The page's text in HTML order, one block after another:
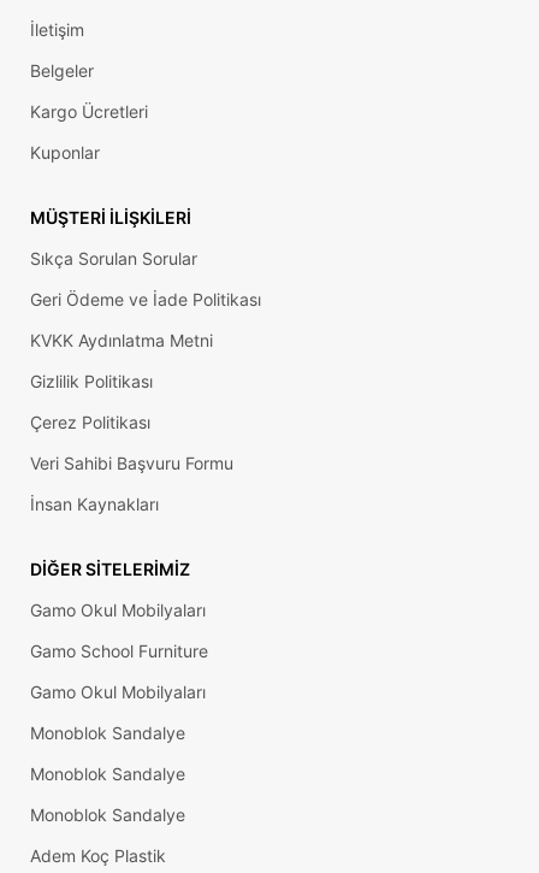
İletişim
Belgeler
Kargo Ücretleri
Kuponlar
MÜŞTERI İLIŞKILERI
Sıkça Sorulan Sorular
Geri Ödeme ve İade Politikası
KVKK Aydınlatma Metni
Gizlilik Politikası
Çerez Politikası
Veri Sahibi Başvuru Formu
İnsan Kaynakları
DIĞER SITELERIMIZ
Gamo Okul Mobilyaları
Gamo School Furniture
Gamo Okul Mobilyaları
Monoblok Sandalye
Monoblok Sandalye
Monoblok Sandalye
Adem Koç Plastik